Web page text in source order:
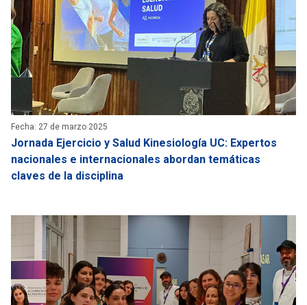
Fecha: 27 de marzo 2025
Jornada Ejercicio y Salud Kinesiología UC: Expertos
nacionales e internacionales abordan temáticas
claves de la disciplina